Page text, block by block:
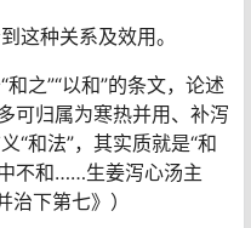
这种关系及效用。
之”“以和”的条文，论述
可归属为寒热并用、补泻
“和法”，其实质就是“和
不和……生姜泻心汤主
治下第七》）